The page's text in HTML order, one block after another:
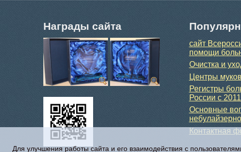
Награды сайта
сайт
помощи
Очистка и
Центры
Регистры
России с
Основные
Контактная
Для улучшения работы сайта и его взаимодействия с